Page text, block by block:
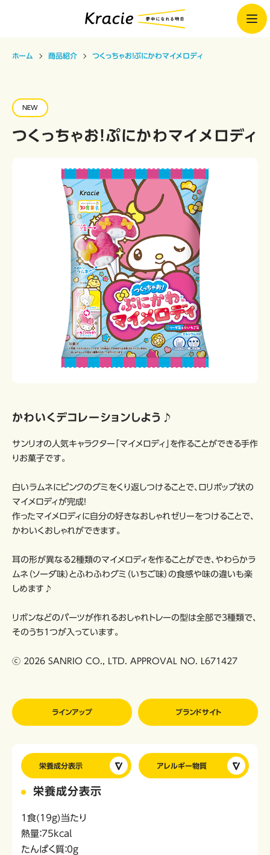
ホーム 商品紹介 つくっちゃお！ぷにかわマイメロディ
ラインアップ ブランドサイト
NEW
つくっちゃお！ぷにかわマイメロディ
かわいくデコレーションしよう♪
サンリオの人気キャラクター「マイメロディ」を作ることができる手作
りお菓子です。
白いラムネにピンクのグミをくり返しつけることで、ロリポップ状の
マイメロディが完成！
作ったマイメロディに自分の好きなおしゃれゼリーをつけることで、
かわいくおしゃれができます。
耳の形が異なる2種類のマイメロディを作ることができ、やわらかラ
ムネ（ソーダ味）とふわふわグミ（いちご味）の食感や味の違いも楽
しめます♪
リボンなどのパーツが作れるおしゃれトレーの型は全部で3種類で、
そのうち1つが入っています。
ⓒ 2026 SANRIO CO., LTD. APPROVAL NO. L671427
栄養成分表示 アレルギー物質
栄養成分表示
1食(19g)当たり
熱量：75kcal
たんぱく質：0g